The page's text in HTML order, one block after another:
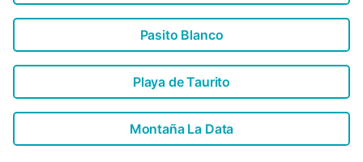
Pasito Blanco
Playa de Taurito
Montaña La Data